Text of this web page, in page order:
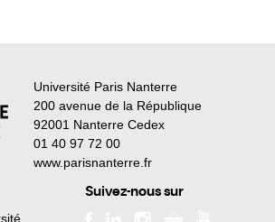
Université Paris Nanterre
200 avenue de la République
92001 Nanterre Cedex
01 40 97 72 00
www.parisnanterre.fr
Suivez-nous sur